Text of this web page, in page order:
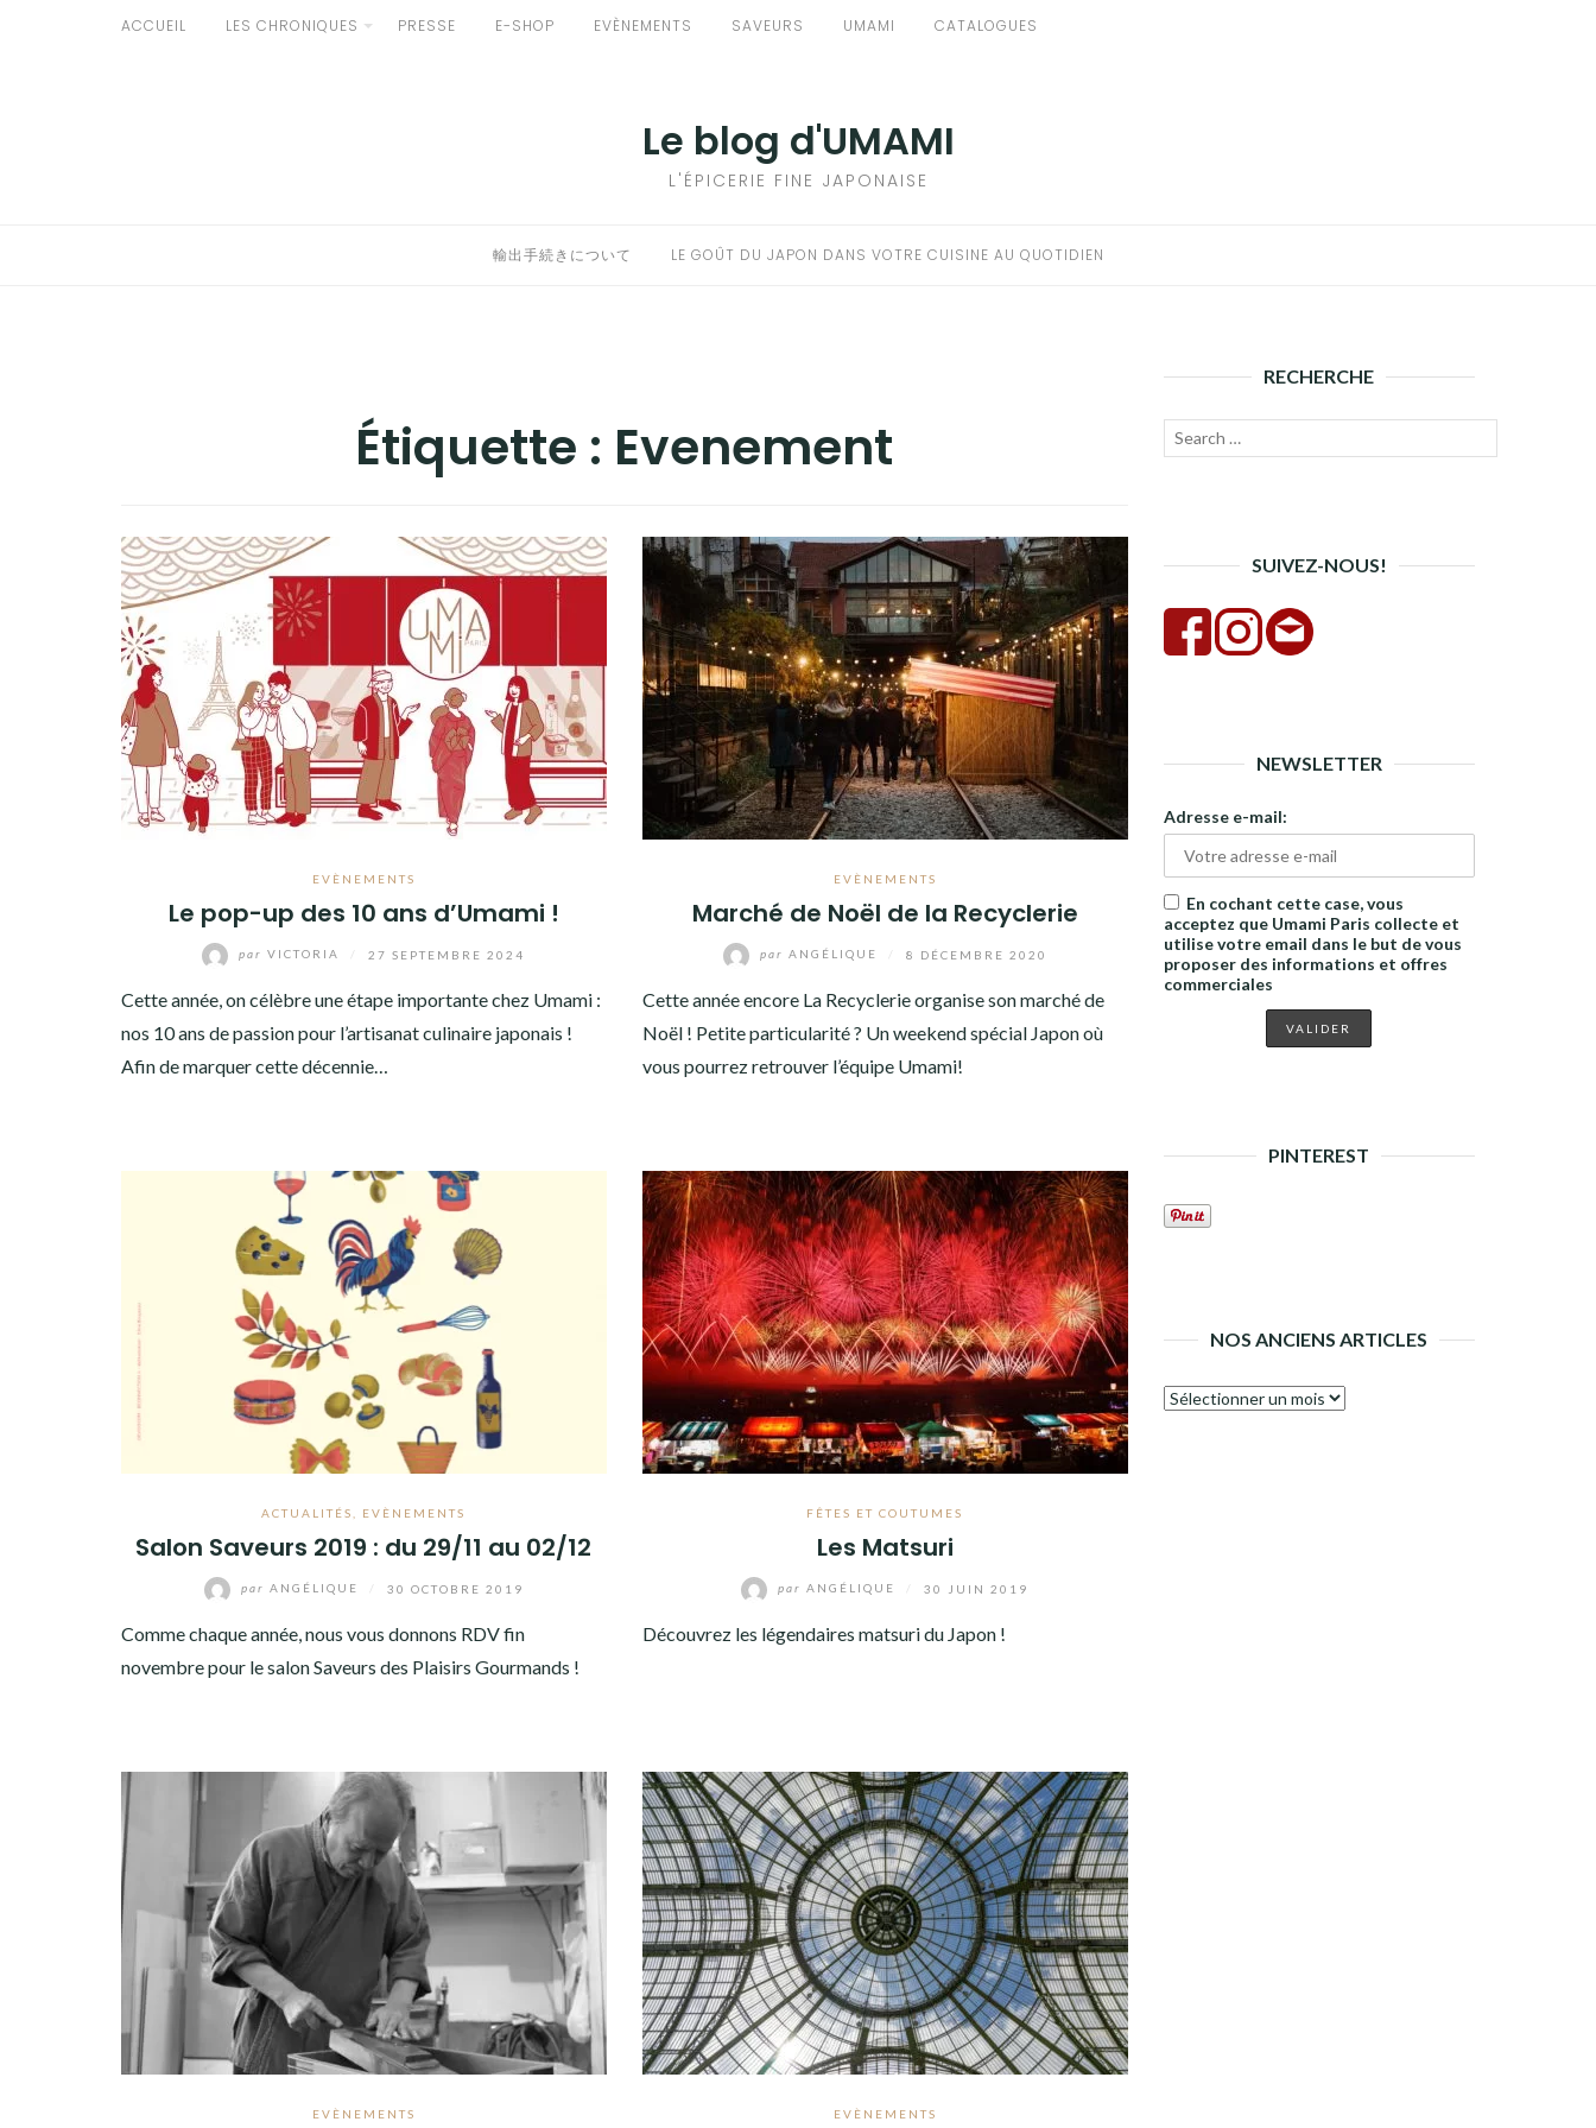
ACCUEIL LES CHRONIQUES PRESSE E-SHOP EVÈNEMENTS SAVEURS UMAMI CATALOGUES
Le blog d'UMAMI
L'ÉPICERIE FINE JAPONAISE
輸出手続きについて LE GOÛT DU JAPON DANS VOTRE CUISINE AU QUOTIDIEN
Étiquette : Evenement
EVÈNEMENTS
Le pop-up des 10 ans d’Umami !
par VICTORIA 27 SEPTEMBRE 2024
Cette année, on célèbre une étape importante chez Umami :
nos 10 ans de passion pour l’artisanat culinaire japonais !
Afin de marquer cette décennie…
EVÈNEMENTS
Marché de Noël de la Recyclerie
par ANGÉLIQUE 8 DÉCEMBRE 2020
Cette année encore La Recyclerie organise son marché de
Noël ! Petite particularité ? Un weekend spécial Japon où
vous pourrez retrouver l’équipe Umami!
ACTUALITÉS EVÈNEMENTS
Salon Saveurs 2019 : du 29/11 au 02/12
par ANGÉLIQUE 30 OCTOBRE 2019
Comme chaque année, nous vous donnons RDV fin
novembre pour le salon Saveurs des Plaisirs Gourmands !
FÊTES ET COUTUMES
Les Matsuri
par ANGÉLIQUE 30 JUIN 2019
Découvrez les légendaires matsuri du Japon !
EVÈNEMENTS EVÈNEMENTS
RECHERCHE
Recherche
SUIVEZ-NOUS!
NEWSLETTER
Adresse e-mail:
En cochant cette case, vous
acceptez que Umami Paris collecte et
utilise votre email dans le but de vous
proposer des informations et offres
commerciales
PINTEREST
NOS ANCIENS ARTICLES
Nos